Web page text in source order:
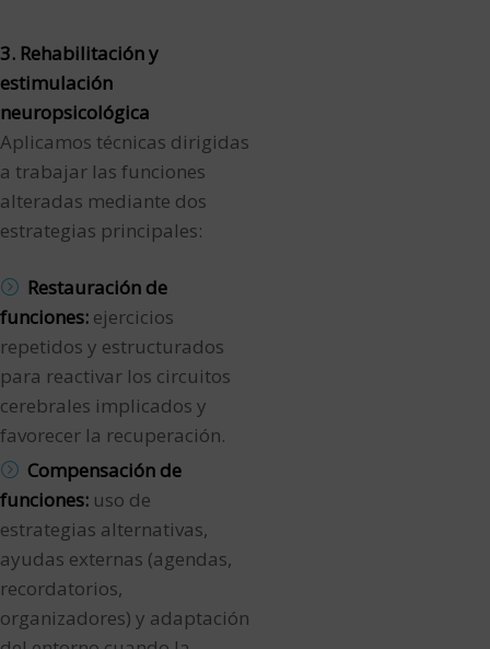
3. Rehabilitación y
estimulación
neuropsicológica
Aplicamos técnicas dirigidas
a trabajar las funciones
alteradas mediante dos
estrategias principales:
Restauración de
funciones: ejercicios
repetidos y estructurados
para reactivar los circuitos
cerebrales implicados y
favorecer la recuperación.
Compensación de
funciones: uso de
estrategias alternativas,
ayudas externas (agendas,
recordatorios,
organizadores) y adaptación